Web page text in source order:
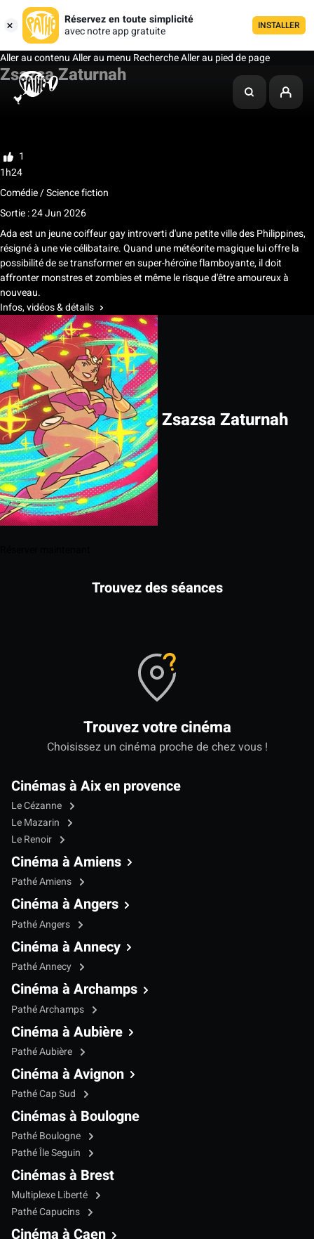
Réservez en toute simplicité
avec notre app gratuite
INSTALLER
Aller au contenuAller au menu RechercheAller au pied de page
Zsazsa Zaturnah
Ma liste
1
1h24
Comédie / Science fiction
Sortie : 24 Jun 2026
Ada est un jeune coiffeur gay introverti d'une petite ville des Philippines,
résigné à une vie célibataire. Quand une météorite magique lui offre la
possibilité de se transformer en super-héroïne flamboyante, il doit
affronter monstres et zombies et même le risque d'être amoureux à
nouveau.
Infos, vidéos & détails
Zsazsa Zaturnah
Trouvez des séances
Trouvez votre cinéma
Choisissez un cinéma proche de chez vous !
Cinémas à Aix en provence
Le Cézanne
Le Mazarin
Le Renoir
Cinéma à Amiens
Pathé Amiens
Cinéma à Angers
Pathé Angers
Cinéma à Annecy
Pathé Annecy
Cinéma à Archamps
Pathé Archamps
Cinéma à Aubière
Pathé Aubière
Cinéma à Avignon
Pathé Cap Sud
Cinémas à Boulogne
Pathé Boulogne
Pathé Île Seguin
Cinémas à Brest
Multiplexe Liberté
Pathé Capucins
Cinéma à Caen